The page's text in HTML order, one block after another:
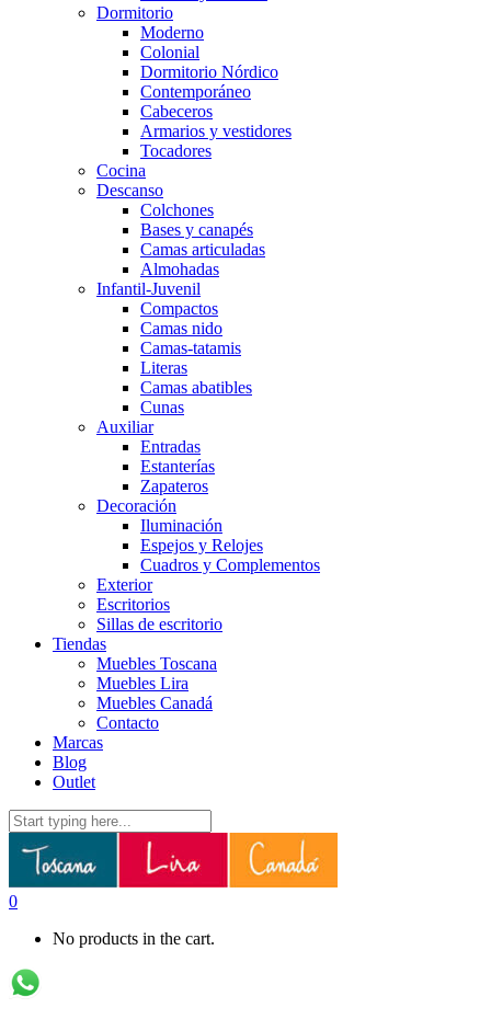
Dormitorio
Moderno
Colonial
Dormitorio Nórdico
Contemporáneo
Cabeceros
Armarios y vestidores
Tocadores
Cocina
Descanso
Colchones
Bases y canapés
Camas articuladas
Almohadas
Infantil-Juvenil
Compactos
Camas nido
Camas-tatamis
Literas
Camas abatibles
Cunas
Auxiliar
Entradas
Estanterías
Zapateros
Decoración
Iluminación
Espejos y Relojes
Cuadros y Complementos
Exterior
Escritorios
Sillas de escritorio
Tiendas
Muebles Toscana
Muebles Lira
Muebles Canadá
Contacto
Marcas
Blog
Outlet
0
No products in the cart.